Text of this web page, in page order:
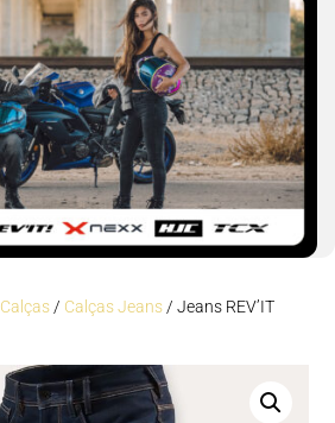
Calças/ Calças Jeans/ Jeans REV’IT